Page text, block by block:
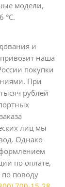
модели,
°C.
и
наша
покупки
При
рублей
лиц мы
Однако
по оплате,
поводу